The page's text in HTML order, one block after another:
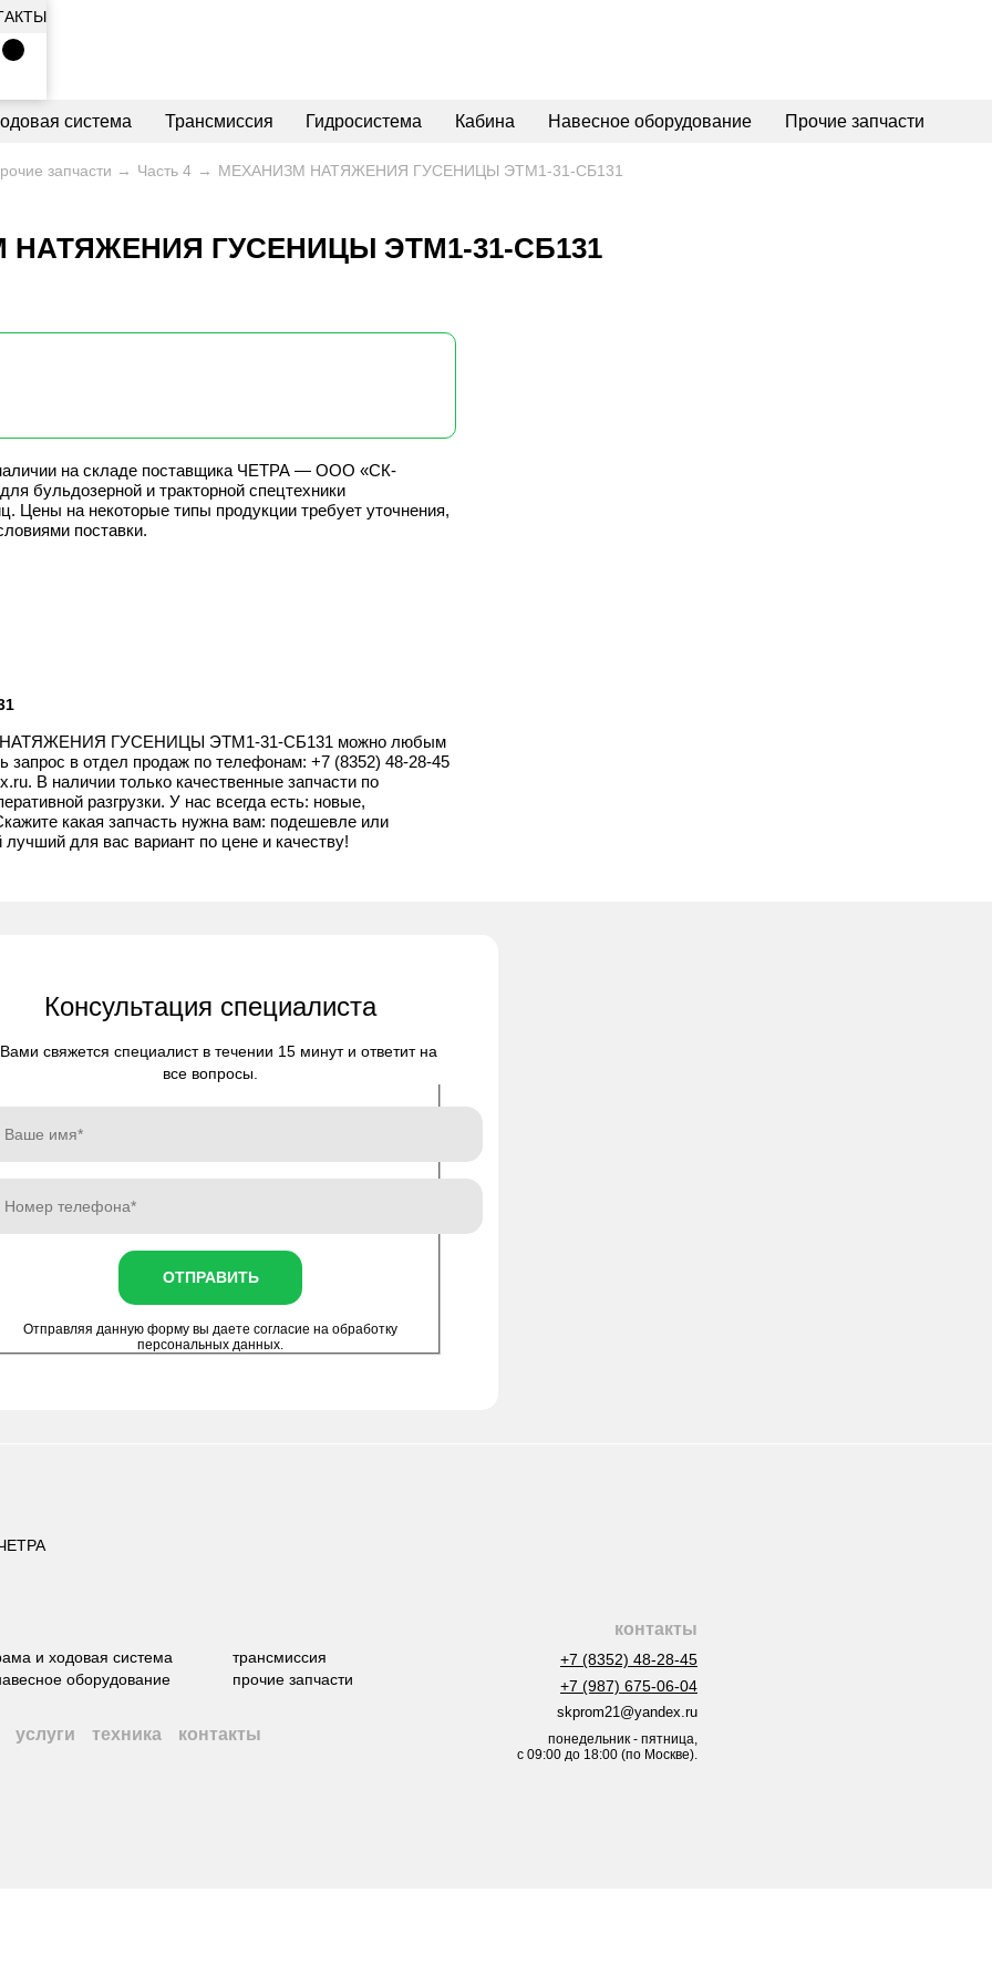
система Трансмиссия Гидросистема Кабина Навесное оборудование Прочие запчасти
запчасти Часть 4 МЕХАНИЗМ НАТЯЖЕНИЯ ГУСЕНИЦЫ ЭТМ1-31-СБ131
ГУСЕНИЦЫ ЭТМ1-31-СБ131
на складе поставщика ЧЕТРА — ООО «СК-
бульдозерной и тракторной спецтехники
Цены на некоторые типы продукции требует уточнения,
поставки.
НАТЯЖЕНИЯ ГУСЕНИЦЫ ЭТМ1-31-СБ131 можно любым
запрос в отдел продаж по телефонам: +7 (8352) 48-28-45
. В наличии только качественные запчасти по
разгрузки. У нас всегда есть: новые,
какая запчасть нужна вам: подешевле или
для вас вариант по цене и качеству!
Консультация специалиста
свяжется специалист в течении 15 минут и ответит на
все вопросы.
ОТПРАВИТЬ
Отправляя данную форму вы даете согласие на обработку
персональных данных
и ходовая система
трансмиссия
оборудование
прочие запчасти
услуги техника контакты
контакты
+7 (8352) 48-28-45
+7 (987) 675-06-04
skprom21@yandex.ru
понедельник - пятница,
с 09:00 до 18:00 (по Москве).